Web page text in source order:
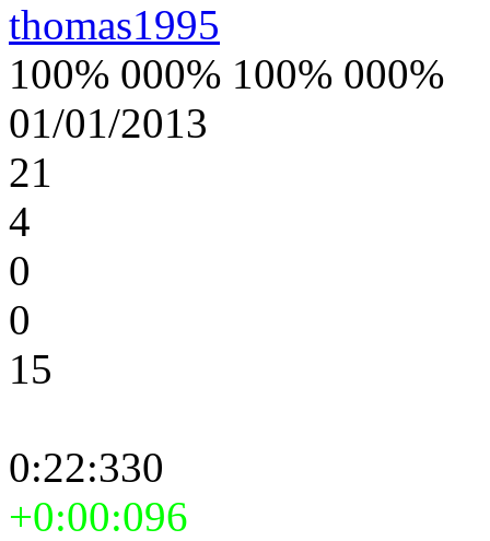
thomas1995
100% 000% 100% 000%
01/01/2013
21
4
0
0
15
0:22:330
+0:00:096